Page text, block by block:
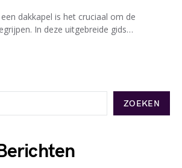
dakkapel is het cruciaal om de
In deze uitgebreide gids…
ZOEKEN